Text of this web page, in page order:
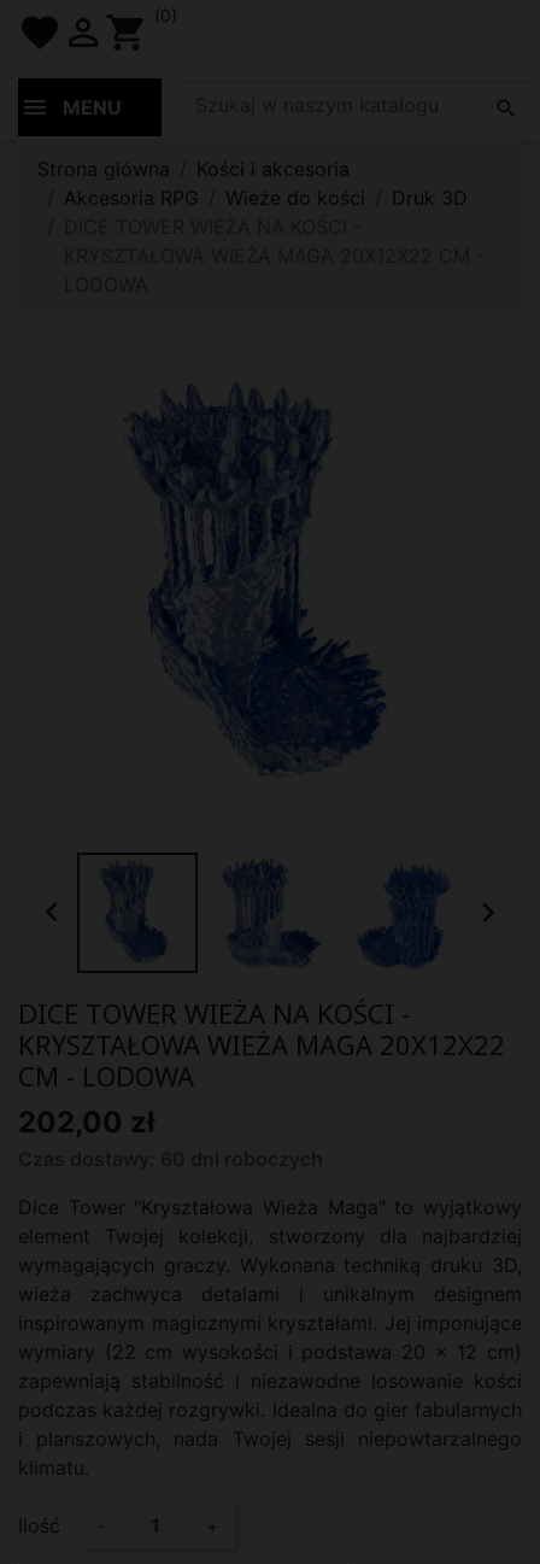
favorite  shopping_cart (0)
MENU 
Strona główna
Kości i akcesoria
Akcesoria RPG
Wieże do kości
Druk 3D
 
DICE TOWER WIEŻA NA KOŚCI -
KRYSZTAŁOWA WIEŻA MAGA 20X12X22
CM - LODOWA
202,00 zł
Dice Tower "Kryształowa Wieża Maga" to wyjątkowy
element Twojej kolekcji, stworzony dla najbardziej
wymagających graczy. Wykonana techniką druku 3D,
wieża zachwyca detalami i unikalnym designem
inspirowanym magicznymi kryształami. Jej imponujące
wymiary (22 cm wysokości i podstawa 20 x 12 cm)
zapewniają stabilność i niezawodne losowanie kości
podczas każdej rozgrywki. Idealna do gier fabularnych
i planszowych, nada Twojej sesji niepowtarzalnego
klimatu.
Ilość +